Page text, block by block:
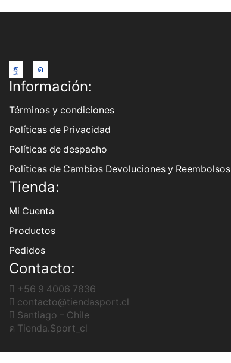
FacebookInstagram
Información:
Términos y condiciones
Políticas de Privacidad
Políticas de despacho
Políticas de Cambios Devoluciones y Reembolsos
Tienda:
Mi Cuenta
Productos
Pedidos
Contacto:
+56 9 4006 7836
contacto@tiendasport.cl
Santiago – Chile
Tienda.Sport_cl